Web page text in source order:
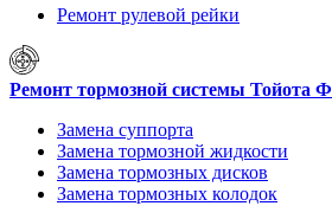
Ремонт рулевой рейки
Ремонт тормозной системы Тойота
Замена суппорта
Замена тормозной жидкости
Замена тормозных дисков
Замена тормозных колодок